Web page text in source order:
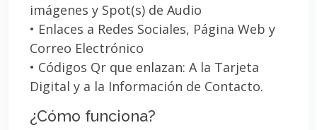
imágenes y Spot(s) de Audio
• Enlaces a Redes Sociales, Página Web y
Correo Electrónico
• Códigos Qr que enlazan: A la Tarjeta
Digital y a la Información de Contacto.
¿Cómo funciona?